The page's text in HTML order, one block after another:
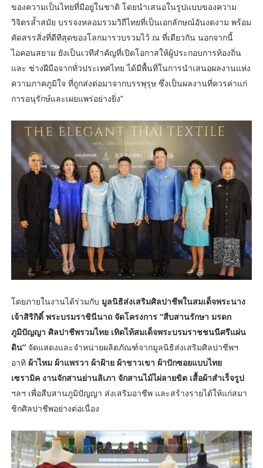
ของความเป็นไทยที่มีอยู่ในชาติ โดยนำเสนอในรูปแบบของความ
วิจิตรล้ำสมัย บรรจงหลอมรวมวิถีไทยที่เป็นเอกลักษณ์อันงดงาม พร้อม
คัดสรรสิ่งที่ดีทีสุดของโลกมารวบรวมไว้ ณ ที่เดียวกัน นอกจากนี้
ไอคอนสยาม ยังเป็นเวทีสำคัญที่เปิดโอกาสให้ผู้ประกอบการท้องถิ่น
และ ช่างฝีมือจากทั่วประเทศไทย ได้มีพื้นที่ในการนำเสนอผลงานแห่ง
ความภาคภูมิใจ ที่ถูกส่งต่อมาจากบรรพุรุษ ซึ่งเป็นผลงานที่ควรค่าแก่
การอนุรักษ์และเผยแพร่อย่างยิ่ง”
โดยภายในงานได้ร่วมกับ มูลนิธิส่งเสริมศิลปาชีพในสมเด็จพระนาง
เจ้าสิริกิติ์ พระบรมราชินีนาถ จัดโครงการ “สืบสานรักษา มรดก
ภูมิปัญญา ศิลปาชีพรวมไทย เทิดไท้สมเด็จพระบรมราชชนนีศรีแผ่น
ดิน” จัดแสดงและจำหน่ายผลิตภัณฑ์จากมูลนิธิส่งเสริมศิลปาชีพฯ
อาทิ ผ้าไหม ผ้าแพรวา ผ้าฝ้าย ผ้าชาวเขา ผ้าปักซอยแบบไทย
เซรามิค งานจักสานย่านลิเภา จักสานไม้ไผ่ลายขิต เสื้อผ้าสำเร็จรูป
ฯลฯ เพื่อสืบสานภูมิปัญญา ส่งเสริมอาชีพ และสร้างรายได้ให้แก่สมา
ชิกศิลปาชีพอย่างต่อเนื่อง